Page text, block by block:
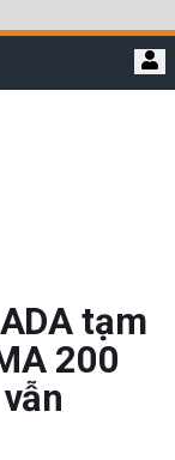
tạm
200